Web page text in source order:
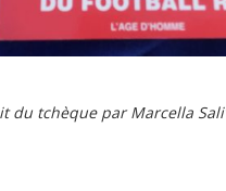
du tchèque par Marcella